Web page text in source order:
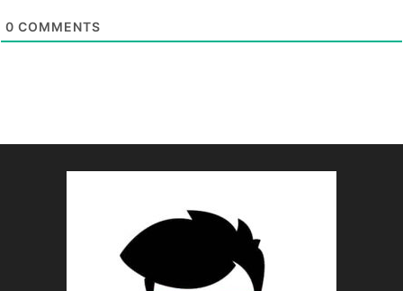
0 COMMENTS